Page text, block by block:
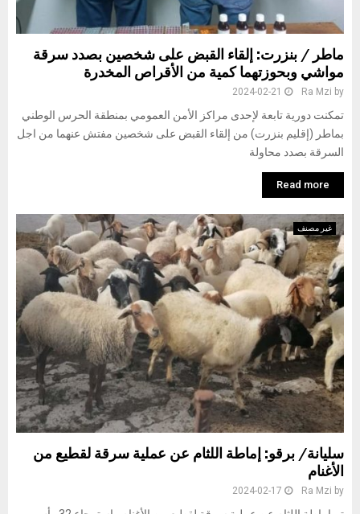
ماطر / بنزرت: إلقاء القبض على شخصين بصدد سرقة
مواشي وبحوزتهما كمية من الأقراص المخدرة
by
Ra Mzi
2024-02-21
تمكنت دورية تابعة لإحدى مراكز الأمن العمومي بمنطقة الحرس الوطني
بماطر (إقليم بنزرت) من إلقاء القبض على شخصين مفتش عنهما من اجل
السرقة بصدد محاولة
Read more
غير مصنف
سليانة/ برقو: إماطة اللثام عن عملية سرقة لقطيع من
الأغنام
by
Ra Mzi
2024-02-17